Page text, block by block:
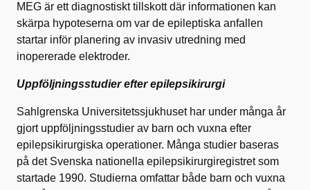
MEG är ett diagnostiskt tillskott där informationen kan
skärpa hypoteserna om var de epileptiska anfallen
startar inför planering av invasiv utredning med
inopererade elektroder.
Uppföljningsstudier efter epilepsikirurgi
Sahlgrenska Universitetssjukhuset har under många år
gjort uppföljningsstudier av barn och vuxna efter
epilepsikirurgiska operationer. Många studier baseras
på det Svenska nationella epilepsikirurgiregistret som
startade 1990. Studierna omfattar både barn och vuxna